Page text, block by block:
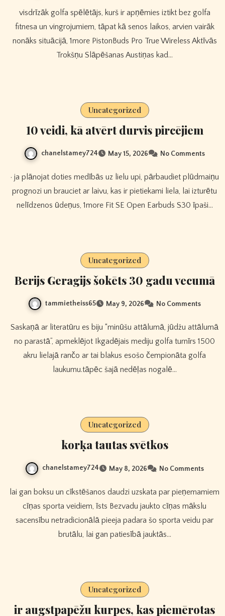
visdrīzāk golfa spēlētājs, kurš ir apņēmies iztikt bez golfa
fitnesa un vingrojumiem, tāpat kā senos laikos, arvien vairāk
nonāks situācijā, 1more PistonBuds Pro True Wireless Aktīvās
Trokšņu Slāpēšanas Austiņas kad…
Uncategorized
10 veidi, kā atvērt durvis pircējiem
chanelstamey724 May 15, 2026 No Comments
· ja plānojat doties medībās uz lielu upi, pārbaudiet plūdmaiņu
prognozi un brauciet ar laivu, kas ir pietiekami liela, lai izturētu
nelīdzenos ūdeņus, 1more Fit SE Open Earbuds S30 īpaši…
Uncategorized
Berijs Geragijs šokēts 30 gadu vecumā
tammietheiss65 May 9, 2026 No Comments
Saskaņā ar literatūru es biju “minūšu attālumā, jūdžu attālumā
no parastā”, apmeklējot Ikgadējais mediju golfa turnīrs 1500
akru lielajā rančo ar tai blakus esošo čempionāta golfa
laukumu.tāpēc šajā nedēļas nogalē…
Uncategorized
korķa tautas svētkos
chanelstamey724 May 8, 2026 No Comments
cīņas sporta veidiem, īsts Bezvadu jaukto cīņas mākslu
sacensību netradicionālā pieeja padara šo sporta veidu par
brutālu, lai gan patiesībā jauktās…
Uncategorized
ir augstpapēžu kurpes, kas piemērotas